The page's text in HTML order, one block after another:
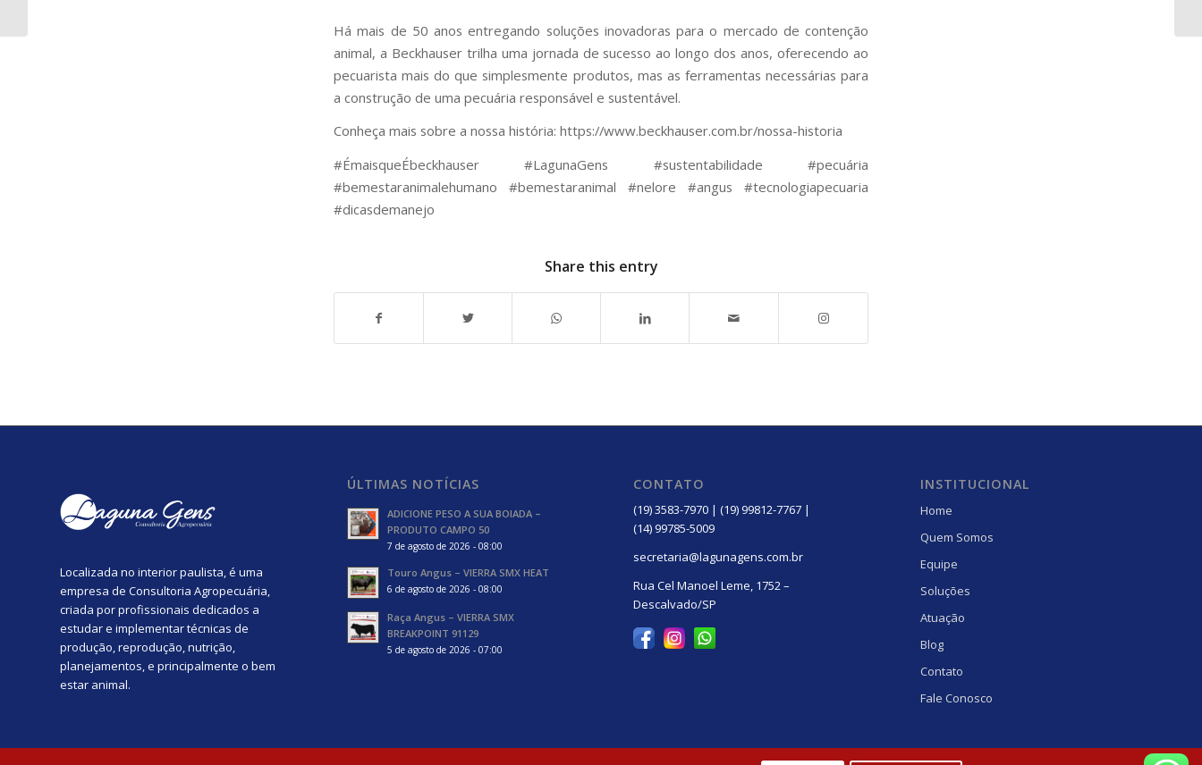
Há mais de 50 anos entregando soluções inovadoras para o mercado de contenção
animal, a Beckhauser trilha uma jornada de sucesso ao longo dos anos, oferecendo ao
pecuarista mais do que simplesmente produtos, mas as ferramentas necessárias para
a construção de uma pecuária responsável e sustentável.
Conheça mais sobre a nossa história: https://www.beckhauser.com.br/nossa-historia
#ÉmaisqueÉbeckhauser #LagunaGens #sustentabilidade #pecuária
#bemestaranimalehumano #bemestaranimal #nelore #angus #tecnologiapecuaria
#dicasdemanejo
Share this entry
Localizada no interior paulista, é uma
empresa de Consultoria Agropecuária,
criada por profissionais dedicados a
estudar e implementar técnicas de
produção, reprodução, nutrição,
planejamentos, e principalmente o bem
estar animal.
ÚLTIMAS NOTÍCIAS
ADICIONE PESO A SUA BOIADA –
PRODUTO CAMPO 50
7 de agosto de 2026 - 08:00
Touro Angus – VIERRA SMX HEAT
6 de agosto de 2026 - 08:00
Raça Angus – VIERRA SMX
BREAKPOINT 91129
5 de agosto de 2026 - 07:00
CONTATO
(19) 3583-7970 | (19) 99812-7767 |
(14) 99785-5009
secretaria@lagunagens.com.br
Rua Cel Manoel Leme, 1752 –
Descalvado/SP
INSTITUCIONAL
Home
Quem Somos
Equipe
Soluções
Atuação
Blog
Contato
Fale Conosco